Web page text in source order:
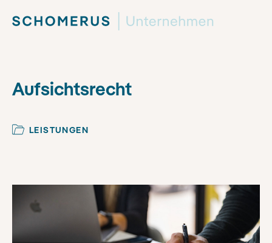
Aufsichtsrecht
LEISTUNGEN